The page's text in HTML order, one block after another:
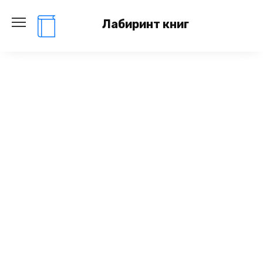
содержанию
Лабиринт книг